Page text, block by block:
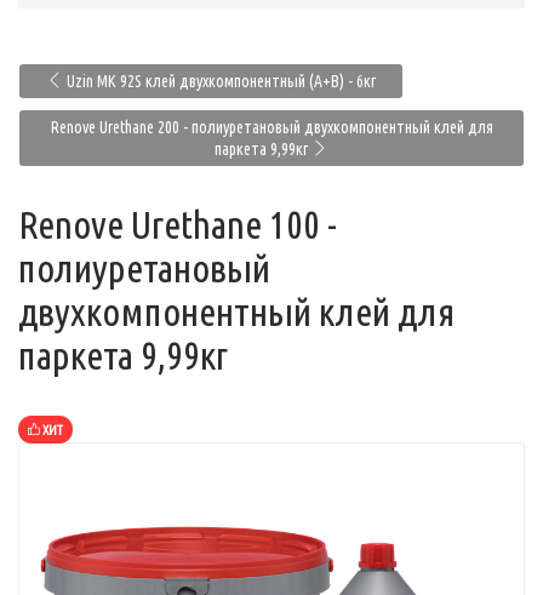
Uzin MK 92S клей двухкомпонентный (A+B) - 6кг
Renove Urethane 200 - полиуретановый двухкомпонентный клей для
паркета 9,99кг
Renove Urethane 100 -
полиуретановый
двухкомпонентный клей для
паркета 9,99кг
ХИТ